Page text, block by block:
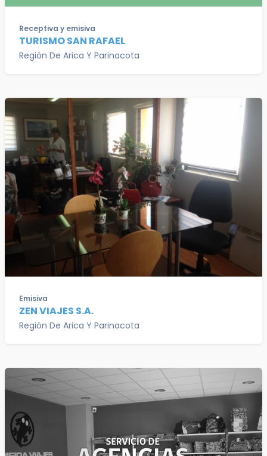
Receptiva y emisiva
TURISMO SAN RAFAEL
Región De Arica Y Parinacota
Emisiva
ZEN VIAJES S.A.
Región De Arica Y Parinacota